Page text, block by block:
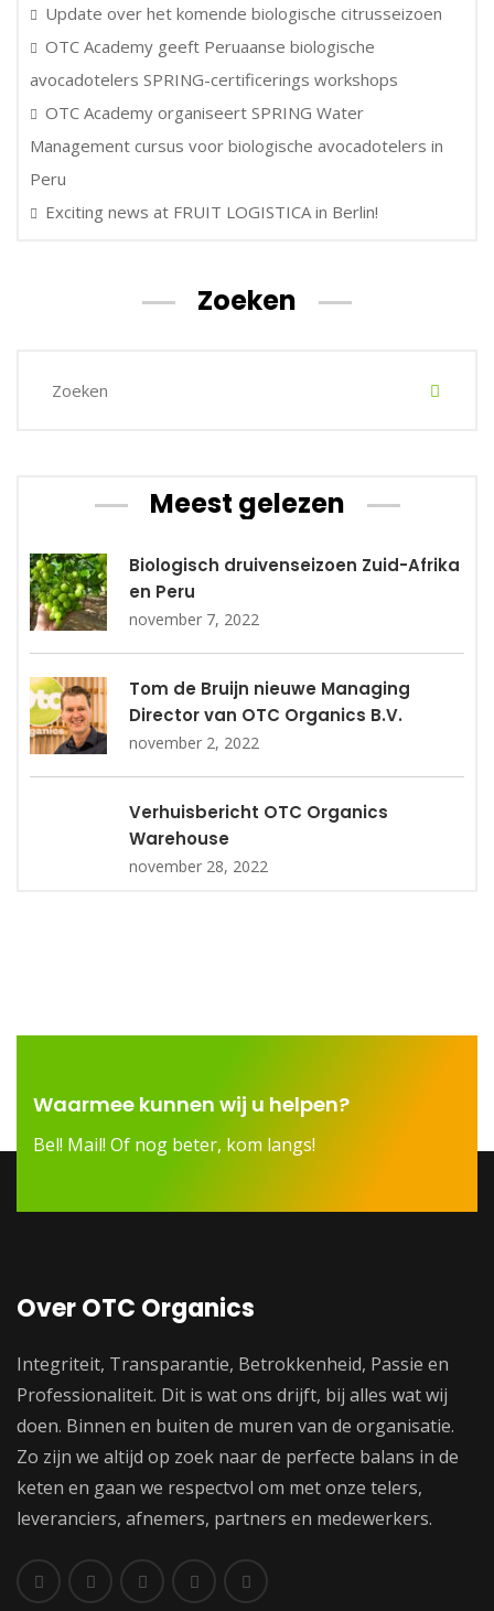
Update over het komende biologische citrusseizoen
OTC Academy geeft Peruaanse biologische
avocadotelers SPRING-certificerings workshops
OTC Academy organiseert SPRING Water
Management cursus voor biologische avocadotelers in
Peru
Exciting news at FRUIT LOGISTICA in Berlin!
Zoeken
Meest gelezen
Biologisch druivenseizoen Zuid-Afrika
en Peru
november 7, 2022
Tom de Bruijn nieuwe Managing
Director van OTC Organics B.V.
november 2, 2022
Verhuisbericht OTC Organics
Warehouse
november 28, 2022
Waarmee kunnen wij u helpen?
Bel! Mail! Of nog beter, kom langs!
Over OTC Organics
Integriteit, Transparantie, Betrokkenheid, Passie en
Professionaliteit. Dit is wat ons drijft, bij alles wat wij
doen. Binnen en buiten de muren van de organisatie.
Zo zijn we altijd op zoek naar de perfecte balans in de
keten en gaan we respectvol om met onze telers,
leveranciers, afnemers, partners en medewerkers.